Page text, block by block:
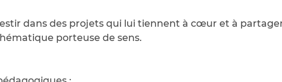
dans des projets qui lui tiennent à cœur et à
porteuse de sens.